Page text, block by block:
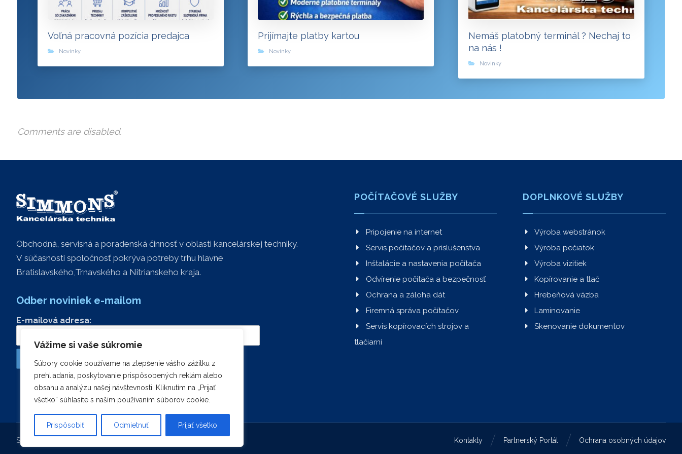
Vážime si vaše súkromie
Súbory cookie používame na zlepšenie vášho zážitku z
prehliadania, poskytovanie prispôsobených reklám alebo
obsahu a analýzu našej návštevnosti. Kliknutím na „Prijať
všetko“ súhlasíte s naším používaním súborov cookie.
Prispôsobiť Odmietnuť Prijať všetko
Voľná pracovná pozícia predajca
Novinky
Prijímajte platby kartou
Novinky
Nemáš platobný terminál ? Nechaj to
na nás !
Novinky
Comments are disabled.
Obchodná, servisná a poradenská činnosť v oblasti kancelárskej techniky.
V súčasnosti spoločnosť pokrýva potreby trhu hlavne
Bratislavského,Trnavského a Nitrianskeho kraja.
Odber noviniek e-mailom
E-mailová adresa:
POČÍTAČOVÉ SLUŽBY
Pripojenie na internet
Servis počítačov a príslušenstva
Inštalácie a nastavenia počítača
Odvírenie počítača a bezpečnosť
Ochrana a záloha dát
Firemná správa počítačov
Servis kopírovacích strojov a
tlačiarní
DOPLNKOVÉ SLUŽBY
Výroba webstránok
Výroba pečiatok
Výroba vizitiek
Kopírovanie a tlač
Hrebeňová väzba
Laminovanie
Skenovanie dokumentov
Simmons.sk © Copyright 2026. Všetky práva vyhradené. Ochrana osobných údajov
Partnerský Portál
Kontakty